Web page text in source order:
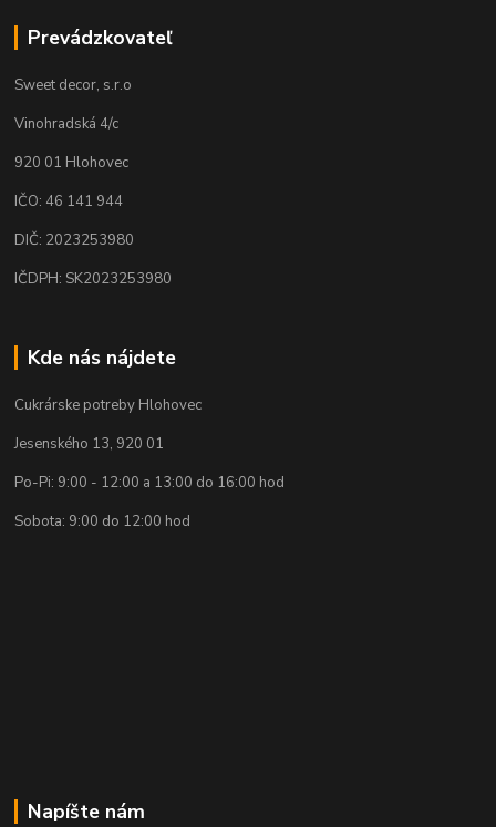
Prevádzkovateľ
Sweet decor, s.r.o
Vinohradská 4/c
920 01 Hlohovec
IČO: 46 141 944
DIČ: 2023253980
IČDPH: SK2023253980
Kde nás nájdete
Cukrárske potreby Hlohovec
Jesenského 13, 920 01
Po-Pi: 9:00 - 12:00 a 13:00 do 16:00 hod
Sobota: 9:00 do 12:00 hod
Napíšte nám